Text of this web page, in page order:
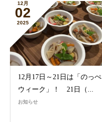
12月
02
2025
12月17日～21日は「のっぺ
ウィーク」！ 21日（...
お知らせ